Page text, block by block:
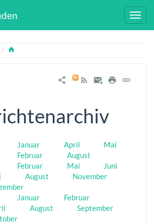
Januar April
Mai
Februar
August
Februar Mai
Juni
August
November
Januar
Februar
August
September